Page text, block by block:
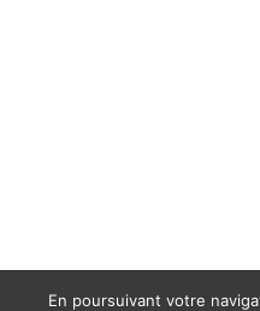
En poursuivant votre